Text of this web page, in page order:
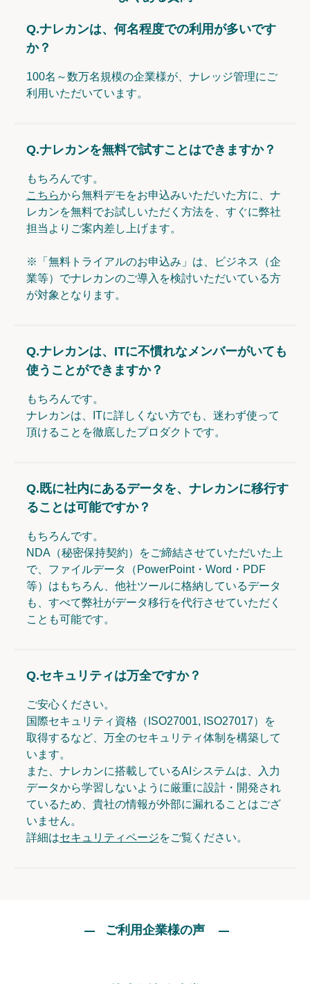
Q.ナレカンは、何名程度での利用が多いです
か？
100名～数万名規模の企業様が、ナレッジ管理にご
利用いただいています。
Q.ナレカンを無料で試すことはできますか？
もちろんです。
こちらから無料デモをお申込みいただいた方に、ナ
レカンを無料でお試しいただく方法を、すぐに弊社
担当よりご案内差し上げます。
※「無料トライアルのお申込み」は、ビジネス（企
業等）でナレカンのご導入を検討いただいている方
が対象となります。
Q.ナレカンは、ITに不慣れなメンバーがいても
使うことができますか？
もちろんです。
ナレカンは、ITに詳しくない方でも、迷わず使って
頂けることを徹底したプロダクトです。
Q.既に社内にあるデータを、ナレカンに移行す
ることは可能ですか？
もちろんです。
NDA（秘密保持契約）をご締結させていただいた上
で、ファイルデータ（PowerPoint・Word・PDF
等）はもちろん、他社ツールに格納しているデータ
も、すべて弊社がデータ移行を代行させていただく
ことも可能です。
Q.セキュリティは万全ですか？
ご安心ください。
国際セキュリティ資格（ISO27001, ISO27017）を
取得するなど、万全のセキュリティ体制を構築して
います。
また、ナレカンに搭載しているAIシステムは、入力
データから学習しないように厳重に設計・開発され
ているため、貴社の情報が外部に漏れることはござ
いません。
詳細はセキュリティページをご覧ください。
ご利用企業様の声